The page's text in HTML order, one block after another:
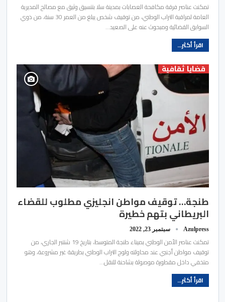
تمكنت عناصر فرقة مكافحة العصابات بمدينة سلا بتنسيق وثيق مع مصالح المديرية
العامة لمراقبة التراب الوطني، من توقيف شخص يبلغ من العمر 30 سنة، من ذوي
السوابق القضائية ومبحوث عنه على الصعيد…
اقرأ أكثر...
قضايا ثقافية
طنجة… توقيف مواطن انجليزي مطلوب للقضاء
البريطاني بتهم خطيرة
Azulpress سبتمبر 23, 2022
تمكنت عناصر الأمن الوطني بميناء طنجة المتوسط، بتاريخ 19 شتنبر الجاري، من
توقيف مواطن أجنبي عند محاولته ولوج التراب الوطني بطريقة غير مشروعة، وهو
متخفي داخل مقطورة موصولة بشاحنة للنقل…
اقرأ أكثر...